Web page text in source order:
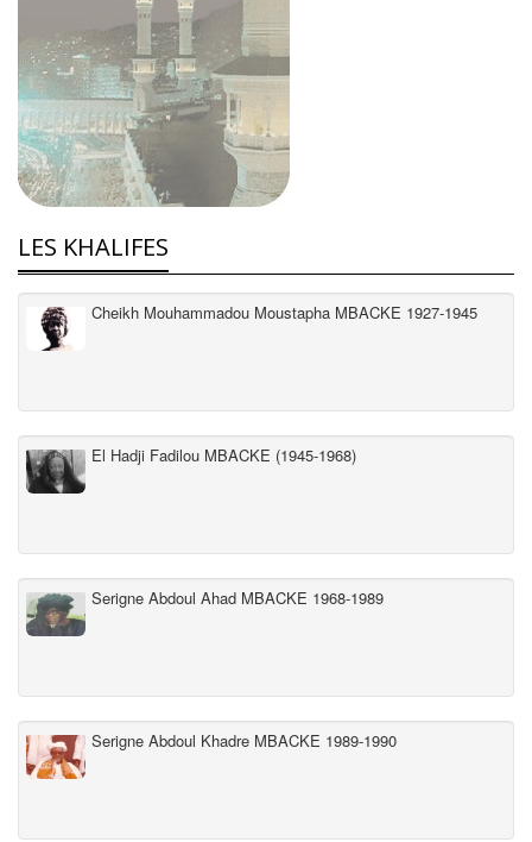
LES KHALIFES
Cheikh Mouhammadou Moustapha MBACKE 1927-1945
El Hadji Fadilou MBACKE (1945-1968)
Serigne Abdoul Ahad MBACKE 1968-1989
Serigne Abdoul Khadre MBACKE 1989-1990